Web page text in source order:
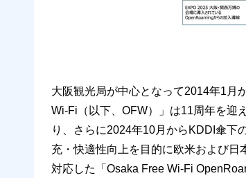
大阪観光局が中心となって2014年1月
Wi-Fi（以下、OFW）」は11周年を迎
り、さらに2024年10月からKDDI傘下
充・快適性向上を目的に欧米および
対応した「Osaka Free Wi-Fi